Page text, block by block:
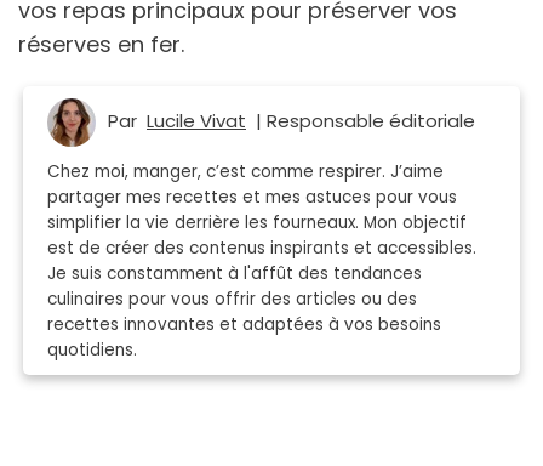
vos repas principaux pour préserver vos
réserves en fer.
Par Lucile Vivat | Responsable éditoriale
Chez moi, manger, c’est comme respirer. J’aime
partager mes recettes et mes astuces pour vous
simplifier la vie derrière les fourneaux. Mon objectif
est de créer des contenus inspirants et accessibles.
Je suis constamment à l'affût des tendances
culinaires pour vous offrir des articles ou des
recettes innovantes et adaptées à vos besoins
quotidiens.